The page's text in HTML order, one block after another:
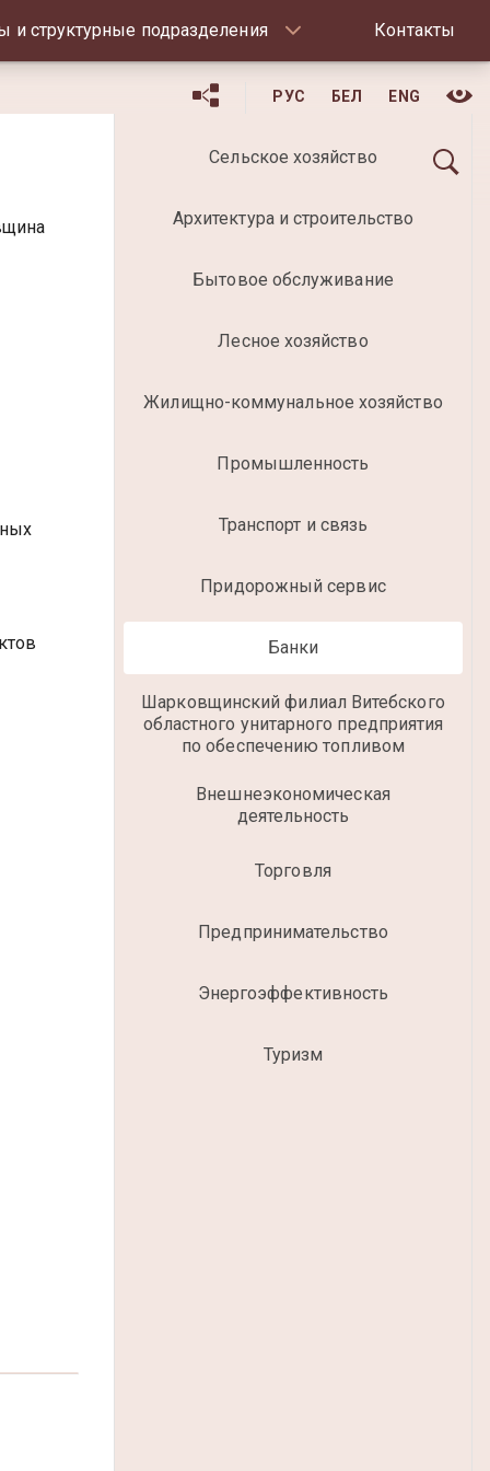
и структурные подразделения Контакты
РУС БЕЛ ENG
Сельское хозяйство
Архитектура и строительство
Бытовое обслуживание
Лесное хозяйство
Жилищно-коммунальное хозяйство
Промышленность
Транспорт и связь
Придорожный сервис
Банки
Шарковщинский филиал Витебского
областного унитарного предприятия
по обеспечению топливом
Внешнеэкономическая
деятельность
Торговля
Предпринимательство
Энергоэффективность
Туризм